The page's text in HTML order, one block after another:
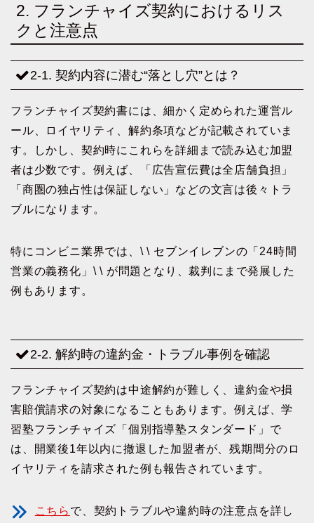
2. フランチャイズ契約におけるリス
クと注意点
2-1. 契約内容に潜む“落とし穴”とは？
フランチャイズ契約書には、細かく定められた運営ル
ール、ロイヤリティ、解約条項などが記載されていま
す。しかし、契約時にこれらを詳細まで読み込む加盟
者は少数です。例えば、「広告宣伝費は全店舗負担」
「商圏の独占性は保証しない」などの文言は後々トラ
ブルになります。
特にコンビニ業界では、\ \ セブンイレブンの「24時間
営業の義務化」\ \ が問題となり、裁判にまで発展した
例もあります。
2-2. 解約時の違約金・トラブル事例を確認
フランチャイズ契約は中途解約が難しく、違約金や損
害賠償請求の対象になることもあります。例えば、学
習塾フランチャイズ「個別指導塾スタンダード」で
は、開業後1年以内に撤退した加盟者が、残期間分のロ
イヤリティを請求された例も報告されています。
こちら で、契約トラブルや違約時の注意点を詳し